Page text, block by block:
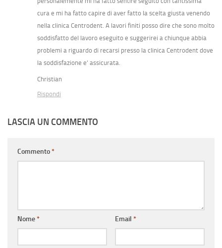
cura e mi ha fatto capire di aver fatto la scelta giusta venendo
nella clinica Centrodent. A lavori finiti posso dire che sono molto
soddisfatto del lavoro eseguito e suggerirei a chiunque abbia
problemi a riguardo di recarsi presso la clinica Centrodent dove
la soddisfazione e’ assicurata.
Christian
Rispondi
LASCIA UN COMMENTO
Commento*
Nome* Email *